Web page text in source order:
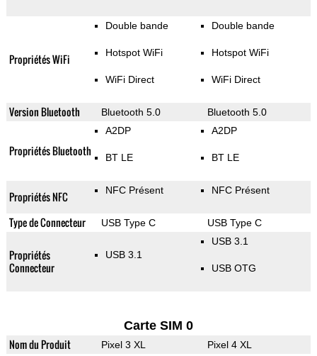
Propriétés WiFi
Double bande
Hotspot WiFi
WiFi Direct
Double bande
Hotspot WiFi
WiFi Direct
Version Bluetooth Bluetooth 5.0 Bluetooth 5.0
Propriétés Bluetooth
A2DP
BT LE
A2DP
BT LE
Propriétés NFC NFC Présent NFC Présent
Type de Connecteur USB Type C USB Type C
Propriétés
Connecteur
USB 3.1
USB 3.1
USB OTG
Carte SIM 0
Nom du Produit Pixel 3 XL Pixel 4 XL